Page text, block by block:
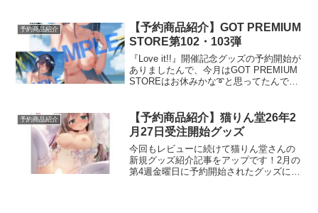
盛沢山💖というわけで、少し遅くなりま
したが予約商品紹介記事...
予約商品紹介
【予約商品紹介】GOT PREMIUM
STORE第102・103弾
『Love it!!』開催記念グッズの予約開始が
ありましたんで、今月はGOT PREMIUM
STOREはお休みかな➰と思ってたんです
弾も発表されてますΣ(･ω･...
予約商品紹介
【予約商品紹介】猫りん堂26年2
月27日受注開始グッズ
今回もレビューに続けて猫りん堂さんの
新規グッズ紹介記事をアップです！2月の
第4週金曜日に予約開始されたグッズにな